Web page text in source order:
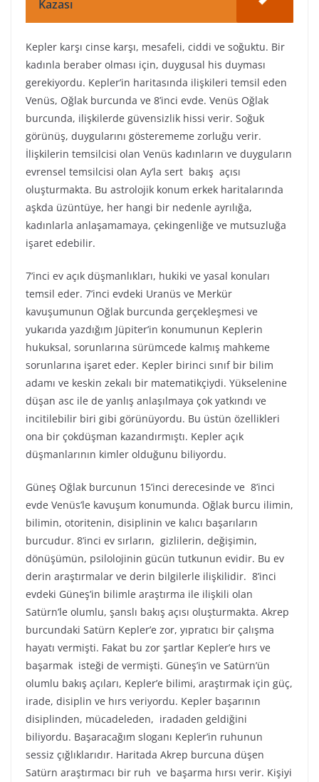
Kazası
Kepler karşı cinse karşı, mesafeli, ciddi ve soğuktu. Bir
kadınla beraber olması için, duygusal his duyması
gerekiyordu. Kepler’in haritasında ilişkileri temsil eden
Venüs, Oğlak burcunda ve 8’inci evde. Venüs Oğlak
burcunda, ilişkilerde güvensizlik hissi verir. Soğuk
görünüş, duygularını gösterememe zorluğu verir.
İlişkilerin temsilcisi olan Venüs kadınların ve duyguların
evrensel temsilcisi olan Ay’la sert bakış açısı
oluşturmakta. Bu astrolojik konum erkek haritalarında
aşkda üzüntüye, her hangi bir nedenle ayrılığa,
kadınlarla anlaşamamaya, çekingenliğe ve mutsuzluğa
işaret edebilir.
7’inci ev açık düşmanlıkları, hukiki ve yasal konuları
temsil eder. 7’inci evdeki Uranüs ve Merkür
kavuşumunun Oğlak burcunda gerçekleşmesi ve
yukarıda yazdığım Jüpiter’in konumunun Keplerin
hukuksal, sorunlarına sürümcede kalmış mahkeme
sorunlarına işaret eder. Kepler birinci sınıf bir bilim
adamı ve keskin zekalı bir matematikçiydi. Yükselenine
düşan asc ile de yanlış anlaşılmaya çok yatkındı ve
incitilebilir biri gibi görünüyordu. Bu üstün özellikleri
ona bir çokdüşman kazandırmıştı. Kepler açık
düşmanlarının kimler olduğunu biliyordu.
Güneş Oğlak burcunun 15’inci derecesinde ve 8’inci
evde Venüs’le kavuşum konumunda. Oğlak burcu ilimin,
bilimin, otoritenin, disiplinin ve kalıcı başarıların
burcudur. 8’inci ev sırların, gizlilerin, değişimin,
dönüşümün, psilolojinin gücün tutkunun evidir. Bu ev
derin araştırmalar ve derin bilgilerle ilişkilidir. 8’inci
evdeki Güneş’in bilimle araştırma ile ilişkili olan
Satürn’le olumlu, şanslı bakış açısı oluşturmakta. Akrep
burcundaki Satürn Kepler’e zor, yıpratıcı bir çalışma
hayatı vermişti. Fakat bu zor şartlar Kepler’e hırs ve
başarmak isteği de vermişti. Güneş’in ve Satürn’ün
olumlu bakış açıları, Kepler’e bilimi, araştırmak için güç,
irade, disiplin ve hırs veriyordu. Kepler başarının
disiplinden, mücadeleden, iradaden geldiğini
biliyordu. Başaracağım sloganı Kepler’in ruhunun
sessiz çığlıklarıdır. Haritada Akrep burcuna düşen
Satürn araştırmacı bir ruh ve başarma hırsı verir. Kişiyi